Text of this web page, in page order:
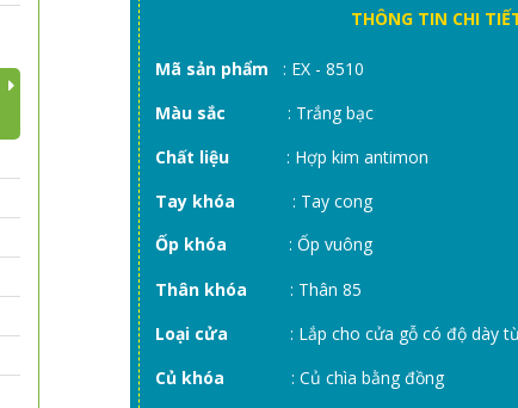
THÔNG TIN CHI
Mã sản phẩm : EX - 8510
Màu sắc : Trắng bạc
Chất liệu: Hợp kim antimon
Tay khóa : Tay cong
Ốp khóa : Ốp vuông
Thân khóa : Thân 85
Loại cửa : Lắp cho cửa gỗ có độ dày từ
Củ khóa : Củ chìa bằng đồng